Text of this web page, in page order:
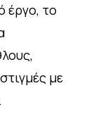
έργο, το
με